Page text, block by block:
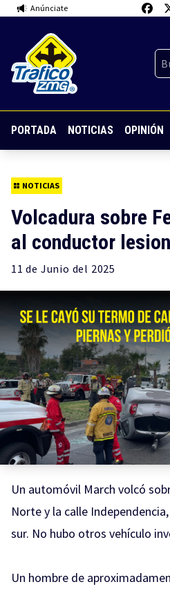
Anúnciate
PORTADA NOTICIAS OPINIÓN
NOTICIAS
Volcadura sobre
al conductor
11 de Junio del 2025
Un automóvil March volcó
Norte y la calle
sur. No hubo otros vehículo
Un hombre de